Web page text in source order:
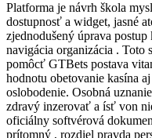
Platforma je návrh škola
dostupnosť a widget, jasné
zjednodušený úprava
navigácia organizácia .
pomôcť GTBets postava
hodnotu obetovanie kasína
oslobodenie. Osobná
zdravý inzerovať a ísť von
oficiálny softvérová
prítomný , rozdiel pravda